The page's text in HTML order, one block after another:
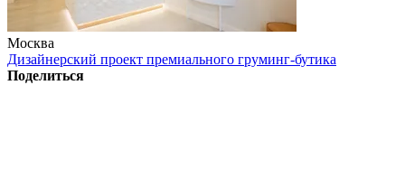
Москва
Дизайнерский проект премиального груминг-бутика
Поделиться